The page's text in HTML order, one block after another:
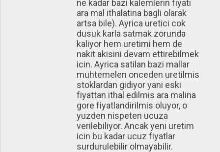
ne kadar bazi kalemlerin fiyati
ara mal ithalatina bagli olarak
artsa bile). Ayrica uretici cok
dusuk karla satmak zorunda
kaliyor hem uretimi hem de
nakit akisini devam ettirebilmek
icin. Ayrica satilan bazi mallar
muhtemelen onceden uretilmis
stoklardan gidiyor yani eski
fiyattan ithal edilmis ara malina
gore fiyatlandirilmis oluyor, o
yuzden nispeten ucuza
verilebiliyor. Ancak yeni uretim
icin bu kadar ucuz fiyatlar
surdurulebilir olmayabilir.